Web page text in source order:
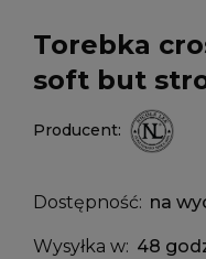
Torebka
soft but
Producent:
Dostępność: na
Wysyłka w: 48